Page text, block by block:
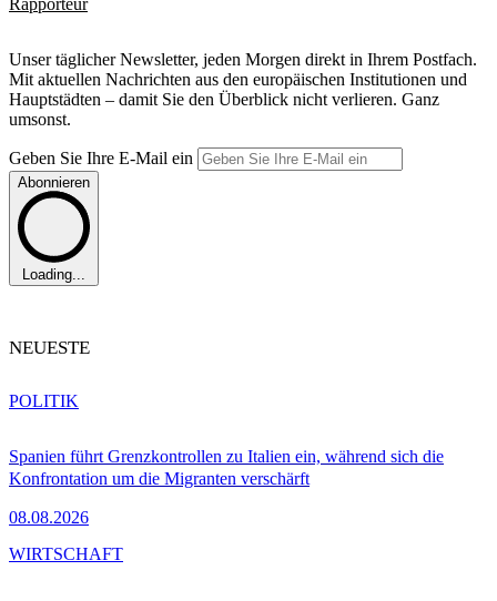
Unser täglicher Newsletter, jeden Morgen direkt in Ihrem Postfach.
Mit aktuellen Nachrichten aus den europäischen Institutionen und
Hauptstädten – damit Sie den Überblick nicht verlieren. Ganz
umsonst.
Geben Sie Ihre E-Mail ein
Abonnieren
Loading...
NEUESTE
Spanien führt Grenzkontrollen zu Italien ein, während sich die
Konfrontation um die Migranten verschärft
08.08.2026
POLITIK
WIRTSCHAFT